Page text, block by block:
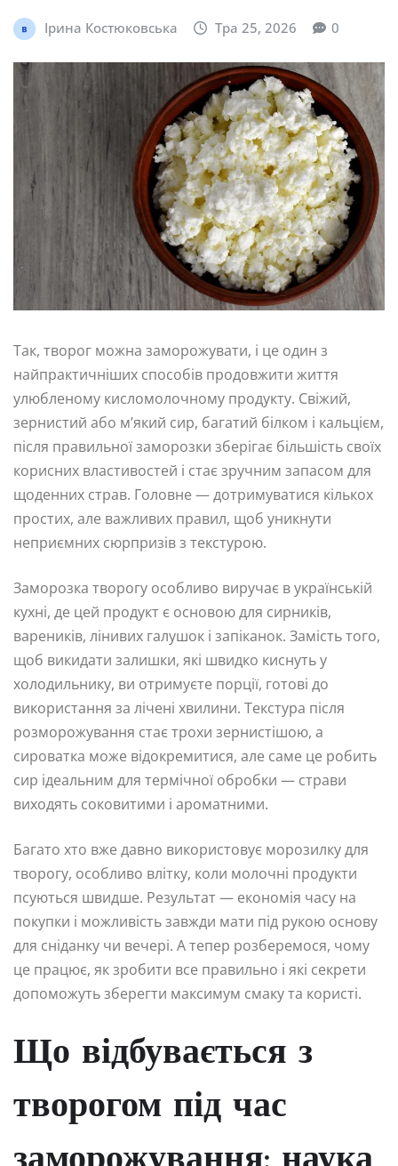
Ірина Костюковська Тра 25, 2026 0
Так, творог можна заморожувати, і це один з
найпрактичніших способів продовжити життя
улюбленому кисломолочному продукту. Свіжий,
зернистий або м’який сир, багатий білком і кальцієм,
після правильної заморозки зберігає більшість своїх
корисних властивостей і стає зручним запасом для
щоденних страв. Головне — дотримуватися кількох
простих, але важливих правил, щоб уникнути
неприємних сюрпризів з текстурою.
Заморозка творогу особливо виручає в українській
кухні, де цей продукт є основою для сирників,
вареників, лінивих галушок і запіканок. Замість того,
щоб викидати залишки, які швидко киснуть у
холодильнику, ви отримуєте порції, готові до
використання за лічені хвилини. Текстура після
розморожування стає трохи зернистішою, а
сироватка може відокремитися, але саме це робить
сир ідеальним для термічної обробки — страви
виходять соковитими і ароматними.
Багато хто вже давно використовує морозилку для
творогу, особливо влітку, коли молочні продукти
псуються швидше. Результат — економія часу на
покупки і можливість завжди мати під рукою основу
для сніданку чи вечері. А тепер розберемося, чому
це працює, як зробити все правильно і які секрети
допоможуть зберегти максимум смаку та користі.
Що відбувається з
творогом під час